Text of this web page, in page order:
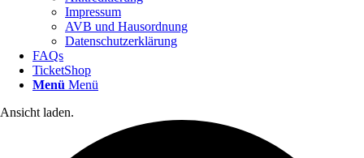
Impressum
AVB und Hausordnung
Datenschutzerklärung
FAQs
TicketShop
Menü Menü
Ansicht laden.